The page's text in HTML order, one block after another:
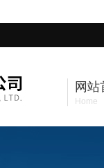
网站
Home